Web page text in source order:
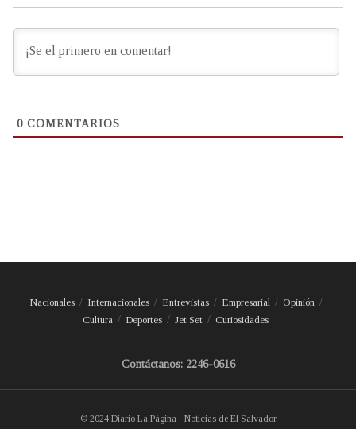
0 COMENTARIOS
Nacionales Internacionales Entrevistas Empresarial
Opinión
Cultura
Deportes Jet Set Curiosidades
Contáctanos: 2246-0616
© 2024 Diario La Página - Noticias de El Salvador